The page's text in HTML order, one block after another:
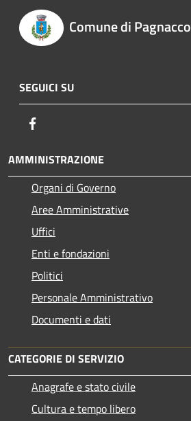
Comune di Pagnacco
SEGUICI SU
AMMINISTRAZIONE
Organi di Governo
Aree Amministrative
Uffici
Enti e fondazioni
Politici
Personale Amministrativo
Documenti e dati
CATEGORIE DI SERVIZIO
Anagrafe e stato civile
Cultura e tempo libero